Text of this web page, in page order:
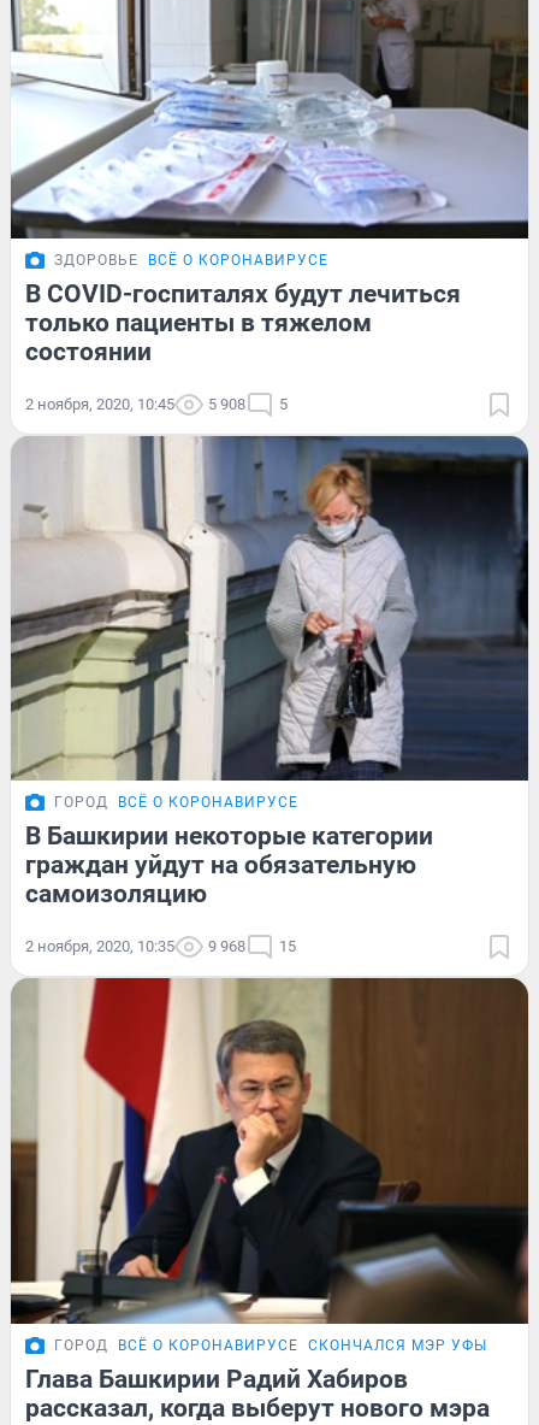
ЗДОРОВЬЕ ВСЁ О КОРОНАВИРУСЕ
В COVID-госпиталях будут лечиться
только пациенты в тяжелом
состоянии
2 ноября, 2020, 10:45 5 908 5
ГОРОД ВСЁ О КОРОНАВИРУСЕ
В Башкирии некоторые категории
граждан уйдут на обязательную
самоизоляцию
2 ноября, 2020, 10:35 9 968 15
ГОРОД ВСЁ О КОРОНАВИРУСЕ СКОНЧАЛСЯ МЭР УФЫ
Глава Башкирии Радий Хабиров
рассказал, когда выберут нового мэра